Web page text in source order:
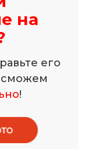
на
его
!